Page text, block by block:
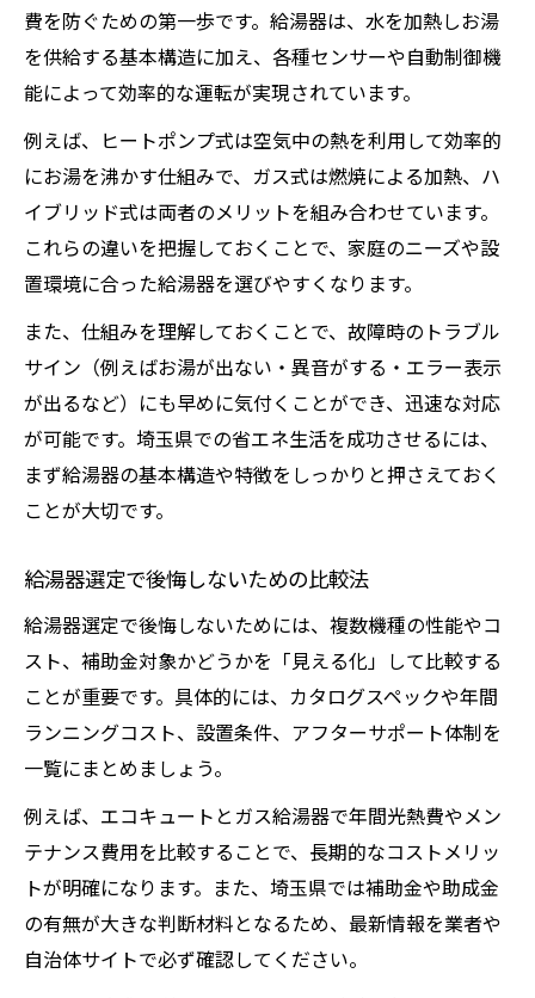
費を防ぐための第一歩です。給湯器は、水を加熱しお湯
を供給する基本構造に加え、各種センサーや自動制御機
能によって効率的な運転が実現されています。
例えば、ヒートポンプ式は空気中の熱を利用して効率的
にお湯を沸かす仕組みで、ガス式は燃焼による加熱、ハ
イブリッド式は両者のメリットを組み合わせています。
これらの違いを把握しておくことで、家庭のニーズや設
置環境に合った給湯器を選びやすくなります。
また、仕組みを理解しておくことで、故障時のトラブル
サイン（例えばお湯が出ない・異音がする・エラー表示
が出るなど）にも早めに気付くことができ、迅速な対応
が可能です。埼玉県での省エネ生活を成功させるには、
まず給湯器の基本構造や特徴をしっかりと押さえておく
ことが大切です。
給湯器選定で後悔しないための比較法
給湯器選定で後悔しないためには、複数機種の性能やコ
スト、補助金対象かどうかを「見える化」して比較する
ことが重要です。具体的には、カタログスペックや年間
ランニングコスト、設置条件、アフターサポート体制を
一覧にまとめましょう。
例えば、エコキュートとガス給湯器で年間光熱費やメン
テナンス費用を比較することで、長期的なコストメリッ
トが明確になります。また、埼玉県では補助金や助成金
の有無が大きな判断材料となるため、最新情報を業者や
自治体サイトで必ず確認してください。